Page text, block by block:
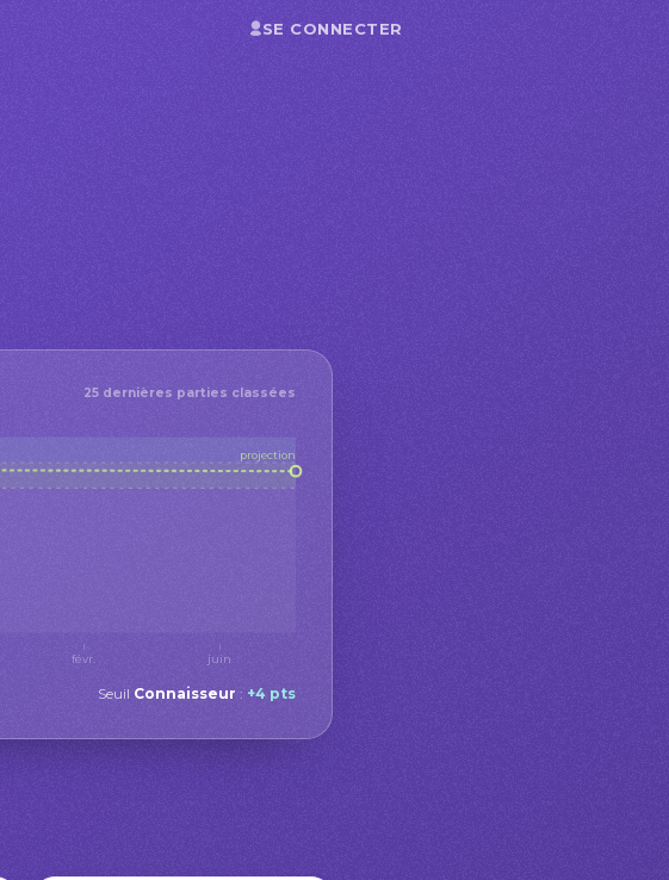
SE CONNECTER
25 dernières parties classées
projection
févr. juin
Seuil Connaisseur : +4 pts